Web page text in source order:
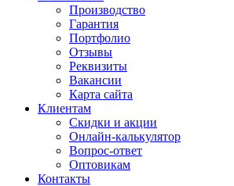
Производство
Гарантия
Портфолио
Отзывы
Реквизиты
Вакансии
Карта сайта
Клиентам
Скидки и акции
Онлайн-калькулятор
Вопрос-ответ
Оптовикам
Контакты